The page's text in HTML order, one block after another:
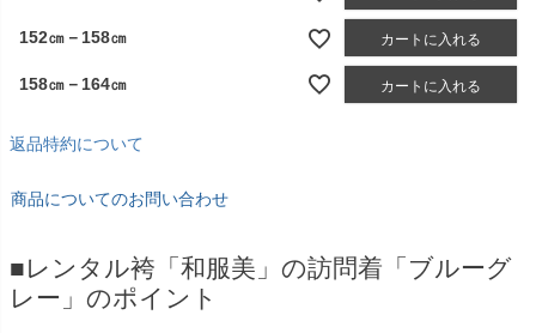
152㎝－158㎝ カートに入れる
158㎝－164㎝ カートに入れる
返品特約について
商品についてのお問い合わせ
■レンタル袴「和服美」の訪問着「ブルーグ
レー」のポイント